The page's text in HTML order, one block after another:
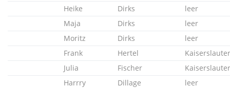
Heike
Dirks
leer
Maja
Dirks
leer
Moritz
Dirks
leer
Frank
Hertel
Julia
Fischer
Harrry
Dillage
leer